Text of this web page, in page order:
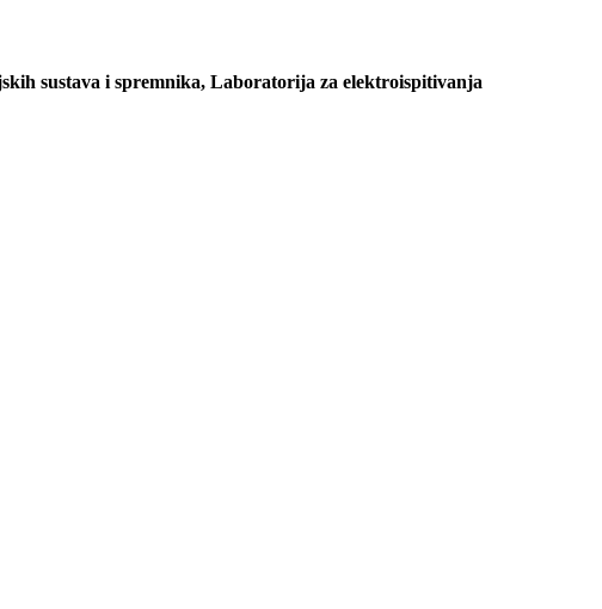
sustava i spremnika, Laboratorija za elektroispitivanja